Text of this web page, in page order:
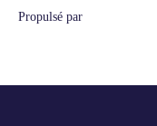
Propulsé par